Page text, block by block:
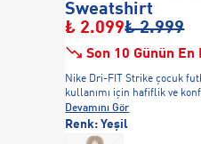
Sweatshirt
₺ 2.099₺ 2.999
Son 10 Günün En
Nike Dri-FIT Strike çocuk
kullanımı için hafiflik ve
teknolojili kumaş yapısı terin
olarak antrenman boyunca
kesimi hareket özgürlüğünü
Devamını Gör
Renk: Yeşil